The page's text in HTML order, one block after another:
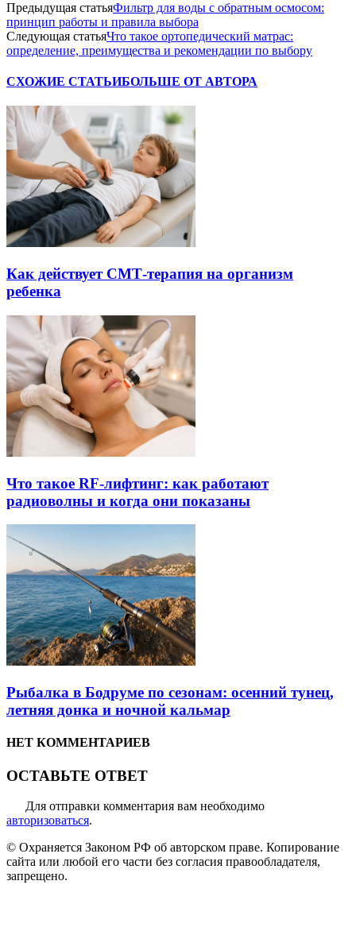
Предыдущая статьяФильтр для воды с обратным осмосом:
принцип работы и правила выбора
Следующая статьяЧто такое ортопедический матрас:
определение, преимущества и рекомендации по выбору
СХОЖИЕ СТАТЬИБОЛЬШЕ ОТ АВТОРА
Как действует СМТ-терапия на организм
ребенка
Что такое RF-лифтинг: как работают
радиоволны и когда они показаны
Рыбалка в Бодруме по сезонам: осенний тунец,
летняя донка и ночной кальмар
НЕТ КОММЕНТАРИЕВ
ОСТАВЬТЕ ОТВЕТ
Для отправки комментария вам необходимо
авторизоваться.
© Охраняется Законом РФ об авторском праве. Копирование
сайта или любой его части без согласия правообладателя,
запрещено.